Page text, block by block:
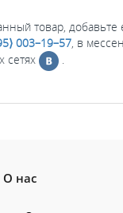
товар, добавьте
003–19–57 , в
сетях .
О нас